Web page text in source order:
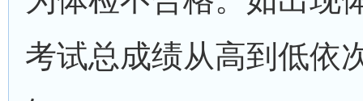
考试总成绩从高到低依